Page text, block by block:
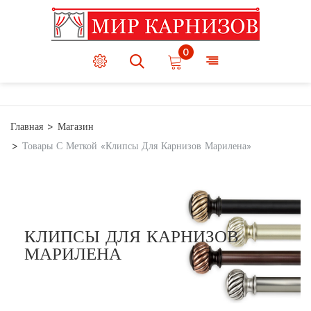
0
Главная
Магазин
Товары С Меткой «Клипсы Для Карнизов Марилена»
КЛИПСЫ ДЛЯ КАРНИЗОВ
МАРИЛЕНА